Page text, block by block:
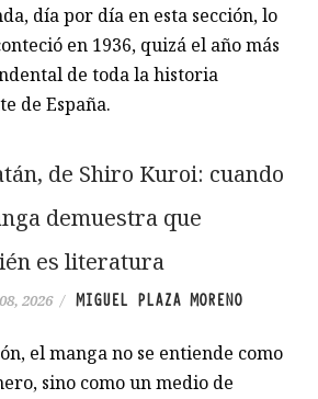
día por día en esta sección, lo
en 1936, quizá el año más
de toda la historia
de España.
de Shiro Kuroi: cuando
demuestra que
es literatura
2026 / MIGUEL PLAZA MORENO
el manga no se entiende como
sino como un medio de